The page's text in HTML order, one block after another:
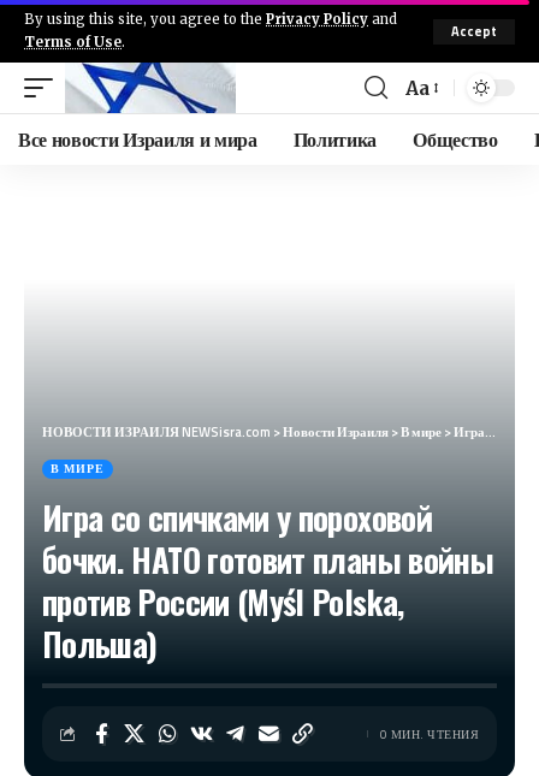
By using this site, you agree to the Privacy Policy and
Terms of Use.
Accept
Aa
Все новости Израиля и мира Политика Общество
НОВОСТИ ИЗРАИЛЯ NEWSisra.com >Новости Израиля>В мире>Игра со спичками у пороховой бочки. НАТО готовит планы войны против России (Myśl Polska, Польша)
В МИРЕ
Игра со спичками у пороховой
бочки. НАТО готовит планы войны
против России (Myśl Polska,
Польша)
0 МИН. ЧТЕНИЯ